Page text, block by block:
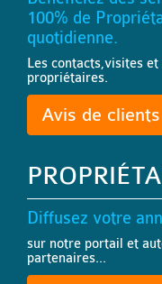
100% de
quotidienne.
Les contacts,visites
propriétaires.
Avis de clients
Diffusez votre
sur notre portail et
partenaires...